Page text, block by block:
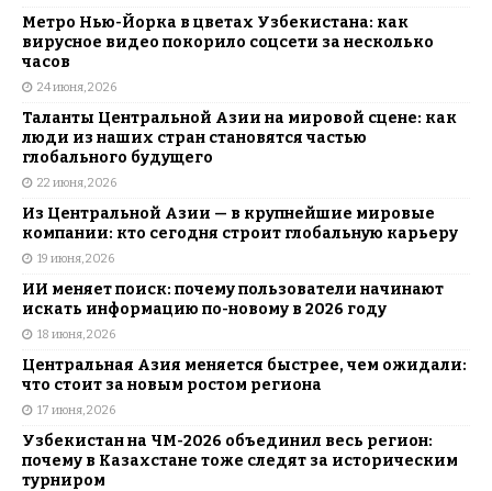
Метро Нью-Йорка в цветах Узбекистана: как
вирусное видео покорило соцсети за несколько
часов
24 июня, 2026
Таланты Центральной Азии на мировой сцене: как
люди из наших стран становятся частью
глобального будущего
22 июня, 2026
Из Центральной Азии — в крупнейшие мировые
компании: кто сегодня строит глобальную карьеру
19 июня, 2026
ИИ меняет поиск: почему пользователи начинают
искать информацию по-новому в 2026 году
18 июня, 2026
Центральная Азия меняется быстрее, чем ожидали:
что стоит за новым ростом региона
17 июня, 2026
Узбекистан на ЧМ-2026 объединил весь регион:
почему в Казахстане тоже следят за историческим
турниром